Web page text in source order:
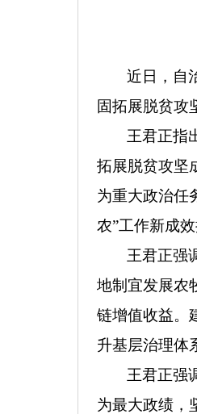
近日，自
固拓展脱贫攻
王君正指
拓展脱贫攻坚
为重大政治任
农”工作新成
王君正强
地制宜发展农
链增值收益。
升基层治理体
王君正强
为最大政绩，